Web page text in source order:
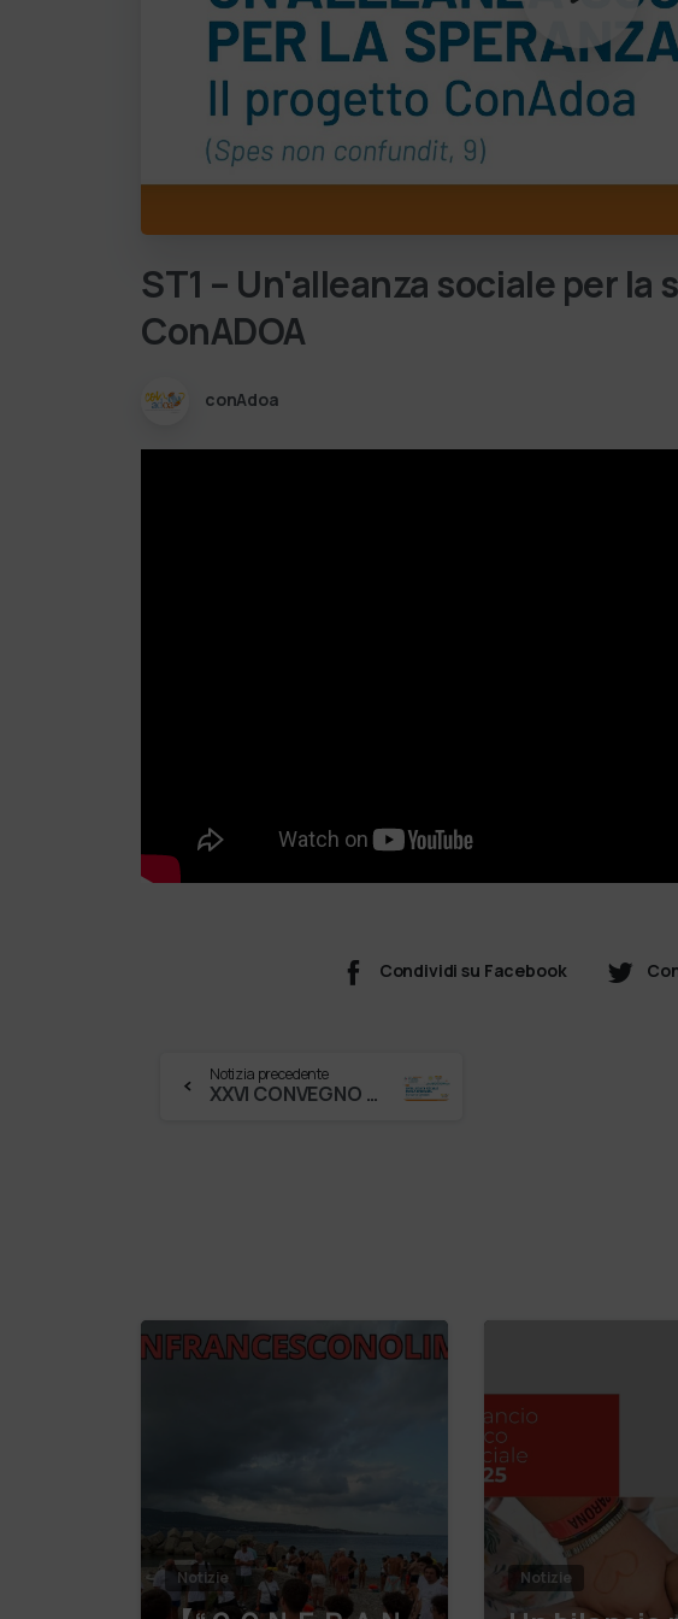
ST1 – Un'alleanza socialeperla
ConADOA
conAdoa
Condividi su Facebook
Notizia precedente
XXVI CONVEGNO NAZIONALE DI PASTORALE DELLA SALUTE DIRETTA PROGETTO ConADOA
Notizie Notizie